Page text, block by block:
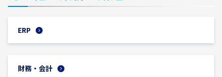
ERP
財務・会計